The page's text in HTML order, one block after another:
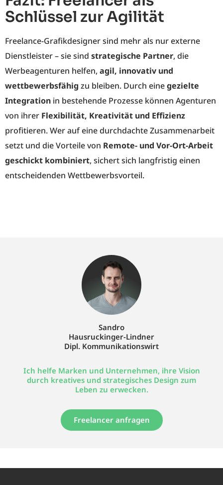
Schlüssel zur Agilität
Freelance-Grafikdesigner sind mehr als nur externe
Dienstleister – sie sind strategische Partner, die
Werbeagenturen helfen, agil, innovativ und
wettbewerbsfähig zu bleiben. Durch einegezielte
Integration in bestehende Prozesse können Agenturen
von ihrer Flexibilität, Kreativität und Effizienz
profitieren. Wer auf eine durchdachte Zusammenarbeit
setzt und die Vorteile von Remote- und Vor-Ort-Arbeit
geschickt kombiniert, sichert sich langfristig einen
entscheidenden Wettbewerbsvorteil.
Sandro
Hausruckinger-Lindner
Dipl. Kommunikationswirt
Ich helfe Marken und Unternehmen, ihre Vision
durch kreatives und strategisches Design zum
Leben zu erwecken.
Freelancer anfragen